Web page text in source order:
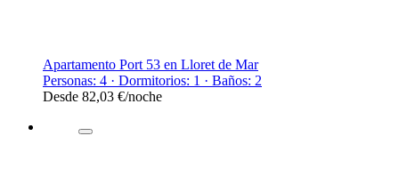
Apartamento Port 53 en Lloret de Mar
Personas: 4 · Dormitorios: 1 · Baños: 2
Desde 82,03 €/noche